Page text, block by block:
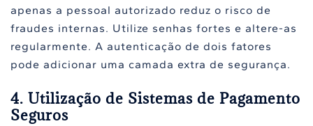
apenas a pessoal autorizado reduz o risco de
fraudes internas. Utilize senhas fortes e altere-as
regularmente. A autenticação de dois fatores
pode adicionar uma camada extra de segurança.
4. Utilização de Sistemas de Pagamento
Seguros